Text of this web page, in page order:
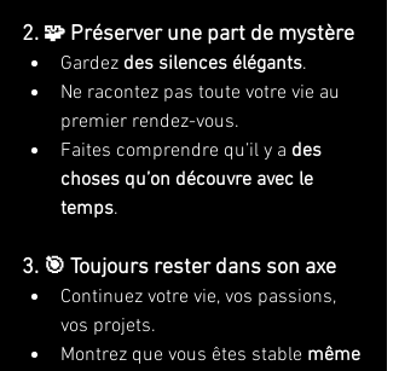
2. 🧩 Préserver une part de mystère
Gardez des silences élégants.
Ne racontez pas toute votre vie au
premier rendez-vous.
Faites comprendre qu’il y a des
choses qu’on découvre avec le
temps.
3. 🎯 Toujours rester dans son axe
Continuez votre vie, vos passions,
vos projets.
Montrez que vous êtes stable même